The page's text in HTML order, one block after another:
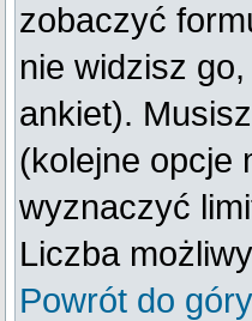
zobaczyć
nie widzisz
ankiet).
(kolejne opcje
wyznaczyć
Liczba
Powrót do góry